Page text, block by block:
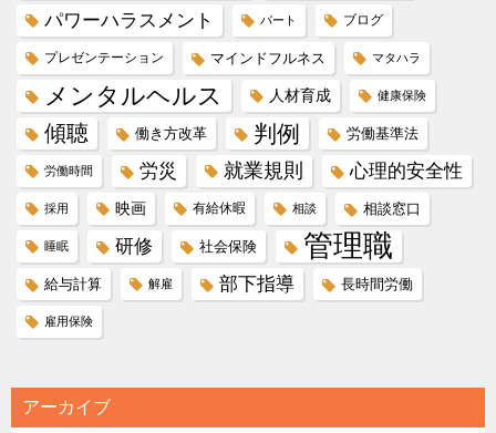
パワーハラスメント パート ブログ
プレゼンテーション マインドフルネス マタハラ
メンタルヘルス 人材育成 健康保険
傾聴 働き方改革 判例 労働基準法
労働時間 労災 就業規則 心理的安全性
採用 映画 有給休暇 相談 相談窓口
睡眠 研修 社会保険 管理職
給与計算 解雇 部下指導 長時間労働
雇用保険
アーカイブ